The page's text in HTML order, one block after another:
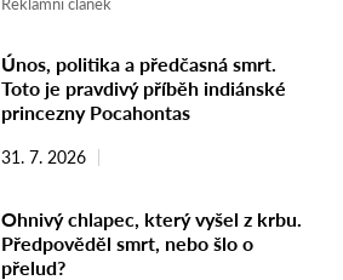
Reklamní článek
Únos, politika a předčasná smrt.
Toto je pravdivý příběh indiánské
princezny Pocahontas
31. 7. 2026
Ohnivý chlapec, který vyšel z krbu.
Předpověděl smrt, nebo šlo o
přelud?